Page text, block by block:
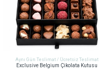
Aynı Gün Teslimat / Ücretsiz Teslimat
Exclusive Belgium Çikolata Kutusu